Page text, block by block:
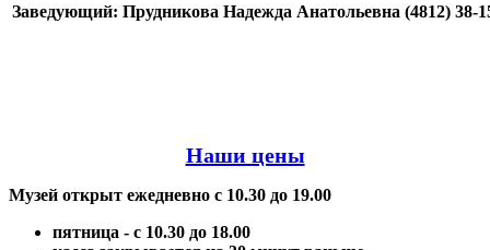
Заведующий: Прудникова Надежда Анатольевна (4812) 38-
Наши цены
Музей открыт ежедневно с 10.30 до 19.00
пятница - с 10.30 до 18.00